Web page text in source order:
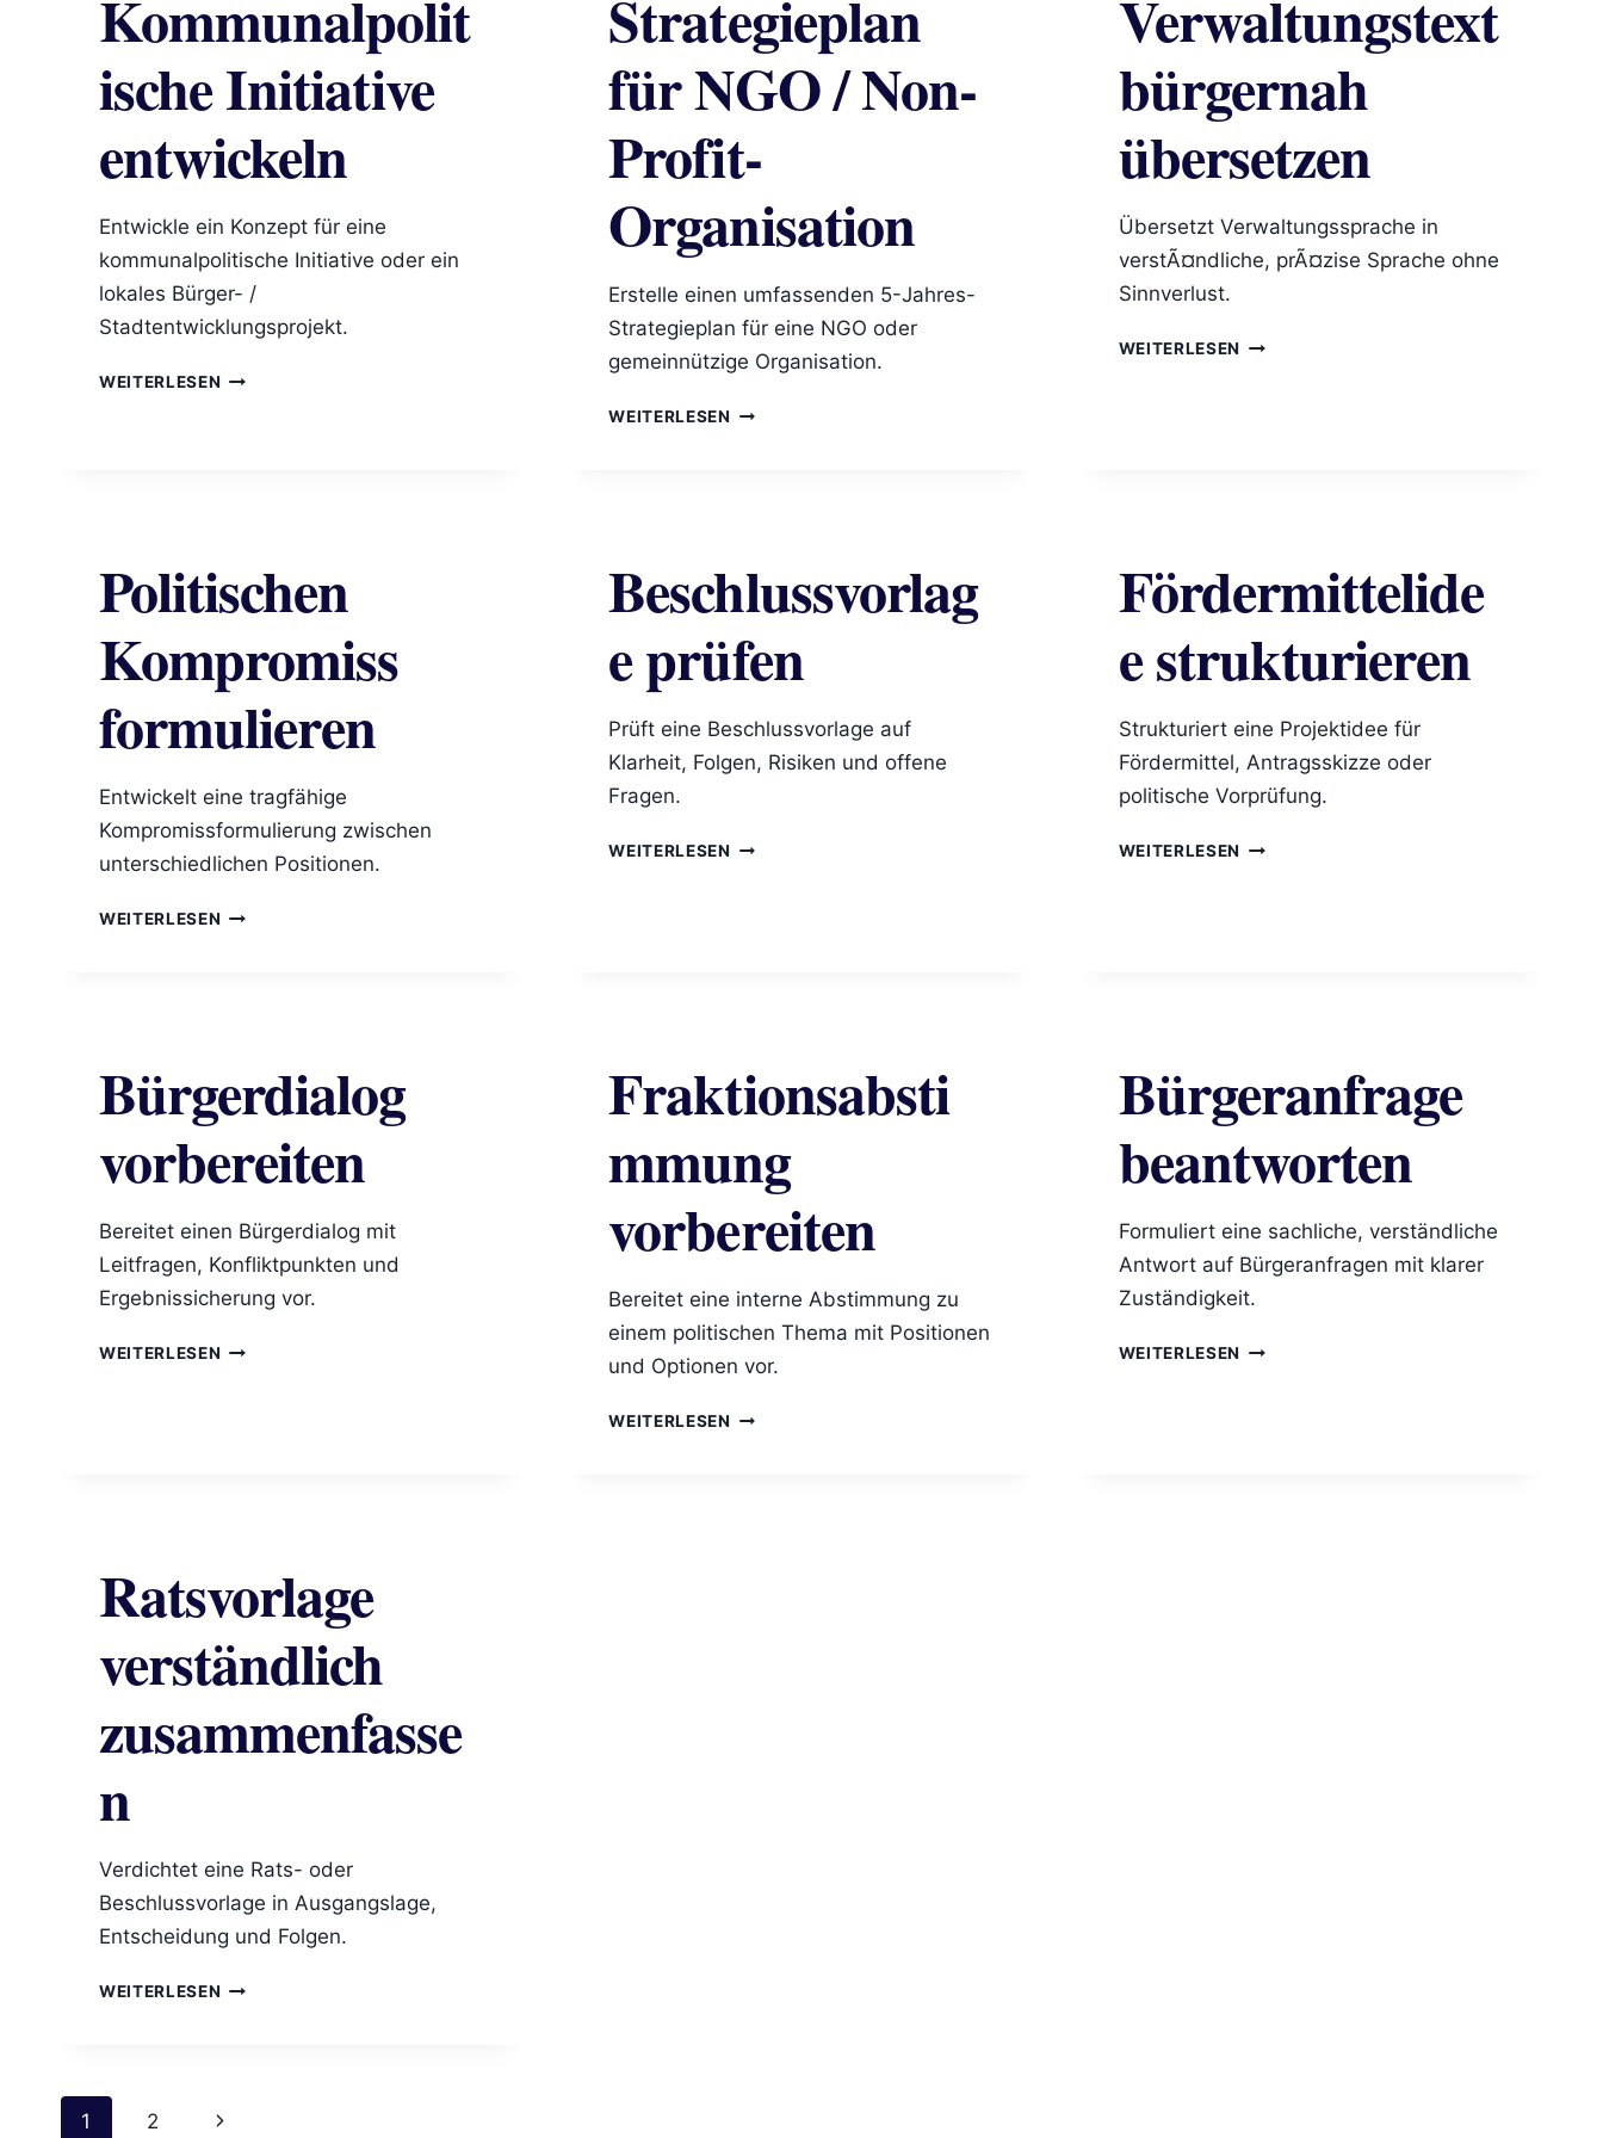
Kommunalpolit
ische Initiative
entwickeln
Entwickle ein Konzept für eine
kommunalpolitische Initiative oder ein
lokales Bürger- /
Stadtentwicklungsprojekt.
WEITERLESENKOMMUNALPOLITISCHE
Strategieplan
für NGO / Non-
Profit-
Organisation
Erstelle einen umfassenden 5-Jahres-
Strategieplan für eine NGO oder
gemeinnützige Organisation.
WEITERLESENSTRATEGIEPLAN
Verwaltungstext
bürgernah
übersetzen
Übersetzt Verwaltungssprache in
verstÃ¤ndliche, prÃ¤zise Sprache ohne
Sinnverlust.
WEITERLESEN VERWALTUNGSTEXT
Politischen
Kompromiss
formulieren
Entwickelt eine tragfähige
Kompromissformulierung zwischen
unterschiedlichen Positionen.
WEITERLESENPOLITISCHEN
Beschlussvorlag
e prüfen
Prüft eine Beschlussvorlage auf
Klarheit, Folgen, Risiken und offene
Fragen.
WEITERLESENBESCHLUSSVORLAGE
Fördermittelide
e strukturieren
Strukturiert eine Projektidee für
Fördermittel, Antragsskizze oder
politische Vorprüfung.
WEITERLESEN FÖRDERMITTELIDEE
Bürgerdialog
vorbereiten
Bereitet einen Bürgerdialog mit
Leitfragen, Konfliktpunkten und
Ergebnissicherung vor.
WEITERLESENBÜRGERDIALOG
Fraktionsabsti
mmung
vorbereiten
Bereitet eine interne Abstimmung zu
einem politischen Thema mit Positionen
und Optionen vor.
WEITERLESENFRAKTIONSABSTIMMUNG
Bürgeranfrage
beantworten
Formuliert eine sachliche, verständliche
Antwort auf Bürgeranfragen mit klarer
Zuständigkeit.
WEITERLESEN BÜRGERANFRAGE
Ratsvorlage
verständlich
zusammenfasse
n
Verdichtet eine Rats- oder
Beschlussvorlage in Ausgangslage,
Entscheidung und Folgen.
WEITERLESENRATSVORLAGE
Seitennavigation
1 2 Nächste